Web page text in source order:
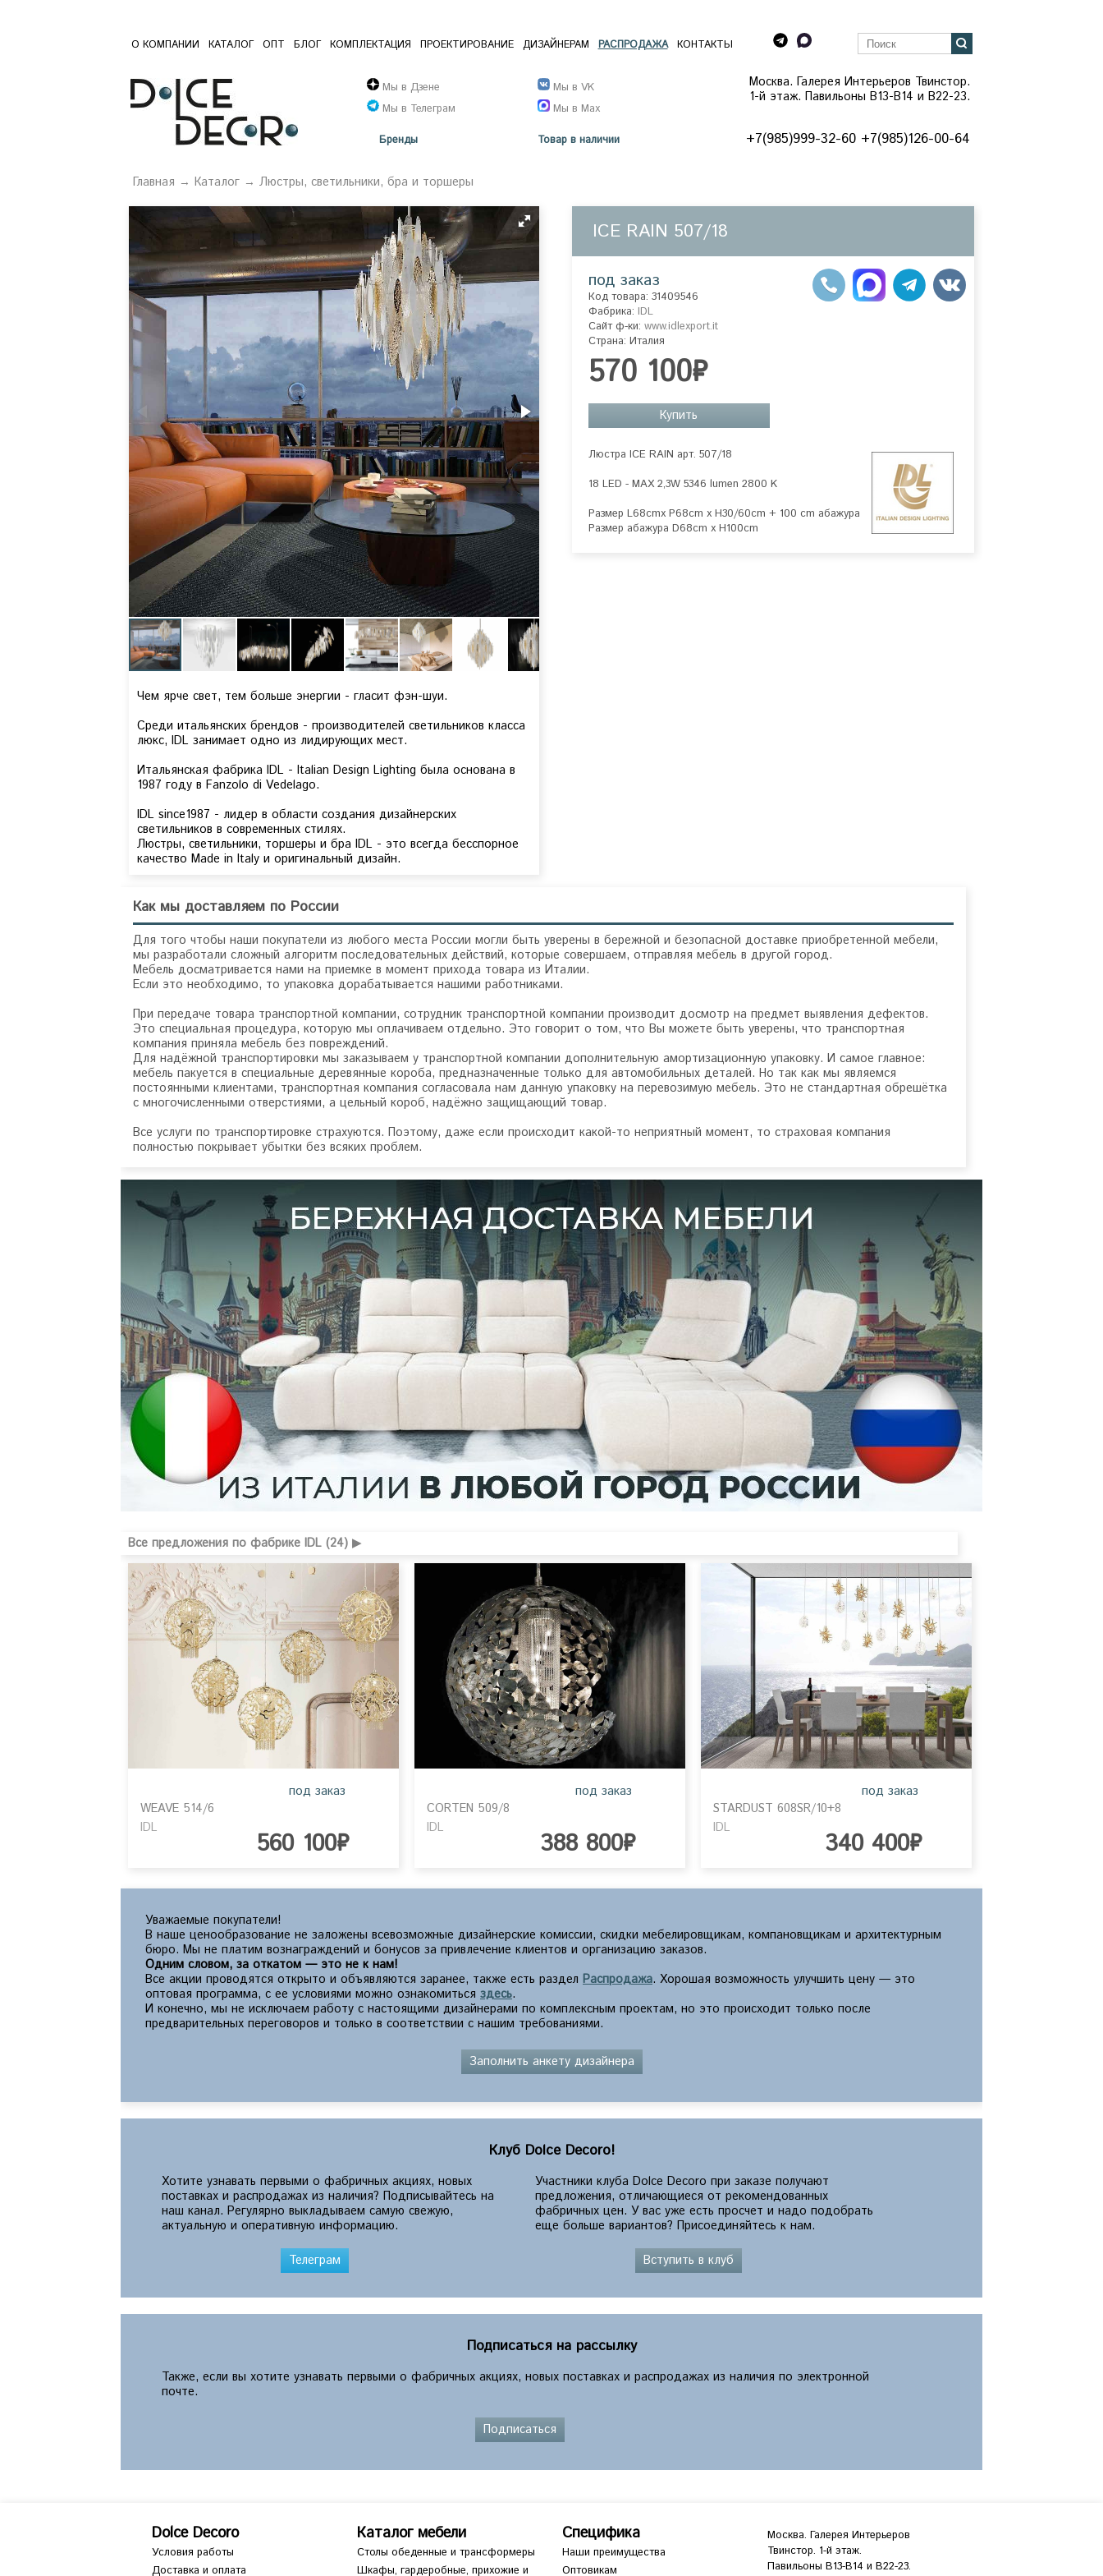
О КОМПАНИИ КАТАЛОГ ОПТ БЛОГ КОМПЛЕКТАЦИЯ ПРОЕКТИРОВАНИЕ ДИЗАЙНЕРАМ РАСПРОДАЖА КОНТАКТЫ
+7(985)999-32-60 +7(985)126-00-64
Москва. Галерея Интерьеров Твинстор.
1-й этаж. Павильоны B13-B14 и В22-23.
Мы в Дзене
Мы в Телеграм
Бренды
Мы в VK
Мы в Max
Товар в наличии
Главная → Каталог → Люстры, светильники, бра и торшеры
Чем ярче свет, тем больше энергии - гласит фэн-шуи.
Среди итальянских брендов - производителей светильников класса
люкс, IDL занимает одно из лидирующих мест.
Итальянская фабрика IDL - Italian Design Lighting была основана в
1987 году в Fanzolo di Vedelago.
IDL since1987 - лидер в области создания дизайнерских
светильников в современных стилях.
Люстры, светильники, торшеры и бра IDL - это всегда бесспорное
качество Made in Italy и оригинальный дизайн.
ICE RAIN 507/18
под заказ
Код товара: 31409546
Фабрика: IDL
Сайт ф-ки: www.idlexport.it
Страна: Италия
570 100₽
Купить
Люстра ICE RAIN арт. 507/18
18 LED - MAX 2,3W 5346 lumen 2800 K
Размер L68cmx P68cm x H30/60cm + 100 cm абажура
Размер абажура D68cm x H100cm
Как мы доставляем по России
Для того чтобы наши покупатели из любого места России могли быть уверены в бережной и безопасной доставке приобретенной мебели,
мы разработали сложный алгоритм последовательных действий, которые совершаем, отправляя мебель в другой город.
Мебель досматривается нами на приемке в момент прихода товара из Италии.
Если это необходимо, то упаковка дорабатывается нашими работниками.
При передаче товара транспортной компании, сотрудник транспортной компании производит досмотр на предмет выявления дефектов.
Это специальная процедура, которую мы оплачиваем отдельно. Это говорит о том, что Вы можете быть уверены, что транспортная
компания приняла мебель без повреждений.
Для надёжной транспортировки мы заказываем у транспортной компании дополнительную амортизационную упаковку. И самое главное:
мебель пакуется в специальные деревянные короба, предназначенные только для автомобильных деталей. Но так как мы являемся
постоянными клиентами, транспортная компания согласовала нам данную упаковку на перевозимую мебель. Это не стандартная обрешётка
с многочисленными отверстиями, а цельный короб, надёжно защищающий товар.
Все услуги по транспортировке страхуются. Поэтому, даже если происходит какой-то неприятный момент, то страховая компания
полностью покрывает убытки без всяких проблем.
Все предложения по фабрике IDL (24) ▶
под заказ
560 100₽
WEAVE 514/6
IDL
под заказ
388 800₽
CORTEN 509/8
IDL
под заказ
340 400₽
STARDUST 608SR/10+8
IDL
Уважаемые покупатели!
В наше ценообразование не заложены всевозможные дизайнерские комиссии, скидки мебелировщикам, компановщикам и архитектурным
бюро. Мы не платим вознаграждений и бонусов за привлечение клиентов и организацию заказов.
Одним словом, за откатом — это не к нам!
Все акции проводятся открыто и объявляются заранее, также есть раздел Распродажа. Хорошая возможность улучшить цену — это
оптовая программа, с ее условиями можно ознакомиться здесь.
И конечно, мы не исключаем работу с настоящими дизайнерами по комплексным проектам, но это происходит только после
предварительных переговоров и только в соответствии с нашим требованиями.
Заполнить анкету дизайнера
Клуб Dolce Decoro!
Хотите узнавать первыми о фабричных акциях, новых
поставках и распродажах из наличия? Подписывайтесь на
наш канал. Регулярно выкладываем самую свежую,
актуальную и оперативную информацию.
Телеграм
Участники клуба Dolce Decoro при заказе получают
предложения, отличающиеся от рекомендованных
фабричных цен. У вас уже есть просчет и надо подобрать
еще больше вариантов? Присоединяйтесь к нам.
Вступить в клуб
Подписаться на рассылку
Также, если вы хотите узнавать первыми о фабричных акциях, новых поставках и распродажах из наличия по электронной
почте.
Подписаться
Dolce Decoro
Условия работы
Доставка и оплата
Каталог мебели
Столы обеденные и трансформеры
Шкафы, гардеробные, прихожие и
Специфика
Наши преимущества
Оптовикам
Москва. Галерея Интерьеров
Твинстор. 1-й этаж.
Павильоны B13-B14 и В22-23.